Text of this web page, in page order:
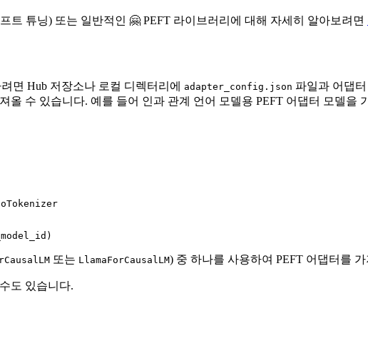
트 튜닝) 또는 일반적인 🤗 PEFT 라이브러리에 대해 자세히 알아보려면
면 Hub 저장소나 로컬 디렉터리에 adapter_config.json 파일과 어댑
올 수 있습니다. 예를 들어 인과 관계 언어 모델용 PEFT 어댑터 모델을
또는 LlamaForCausalLM) 중 하나를 사용하여 PEFT 어댑터를
도 있습니다.